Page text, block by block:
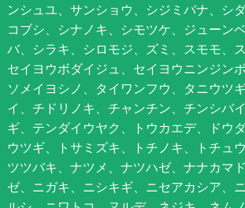
ンシュユ、サンショウ、シジミバナ、シ
コブシ、シナノキ、シモツケ、ジューン
バ、シラキ、シロモジ、ズミ、スモモ、
セイヨウボダイジュ、セイヨウニンジン
ソメイヨシノ、タイワンフウ、タニウツ
イ、チドリノキ、チャンチン、チンシバ
ギ、テンダイウヤク、トウカエデ、ドウ
ウツギ、トサミズキ、トチノキ、トチュ
ツツバキ、ナツメ、ナツハゼ、ナナカマ
ゼ、ニガキ、ニシキギ、ニセアカシア、